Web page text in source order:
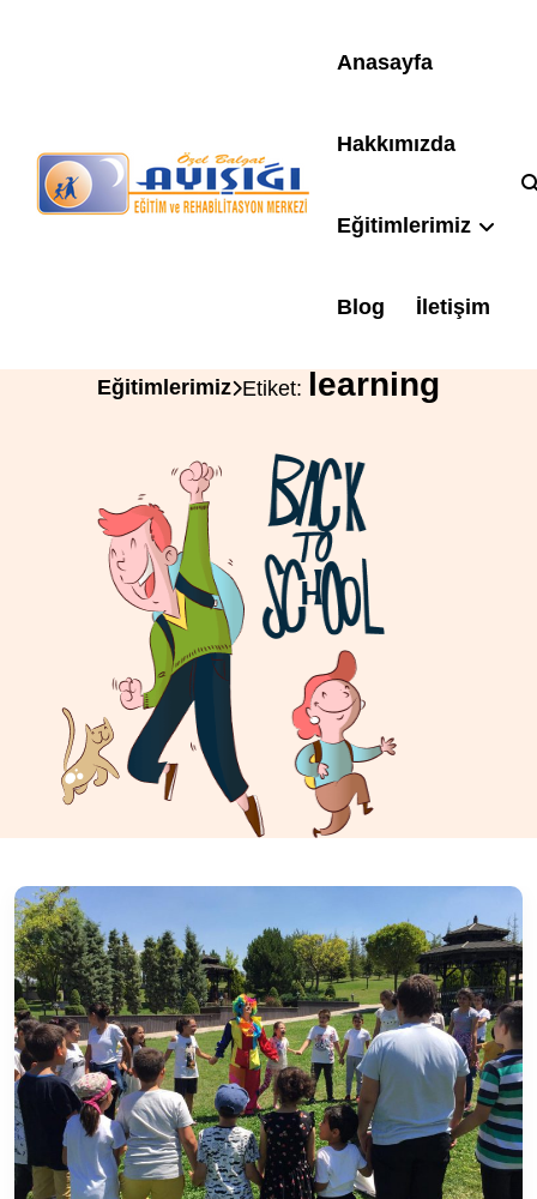
Anasayfa
Hakkımızda
Eğitimlerimiz
Blog İletişim
Eğitimlerimiz Etiket: learning